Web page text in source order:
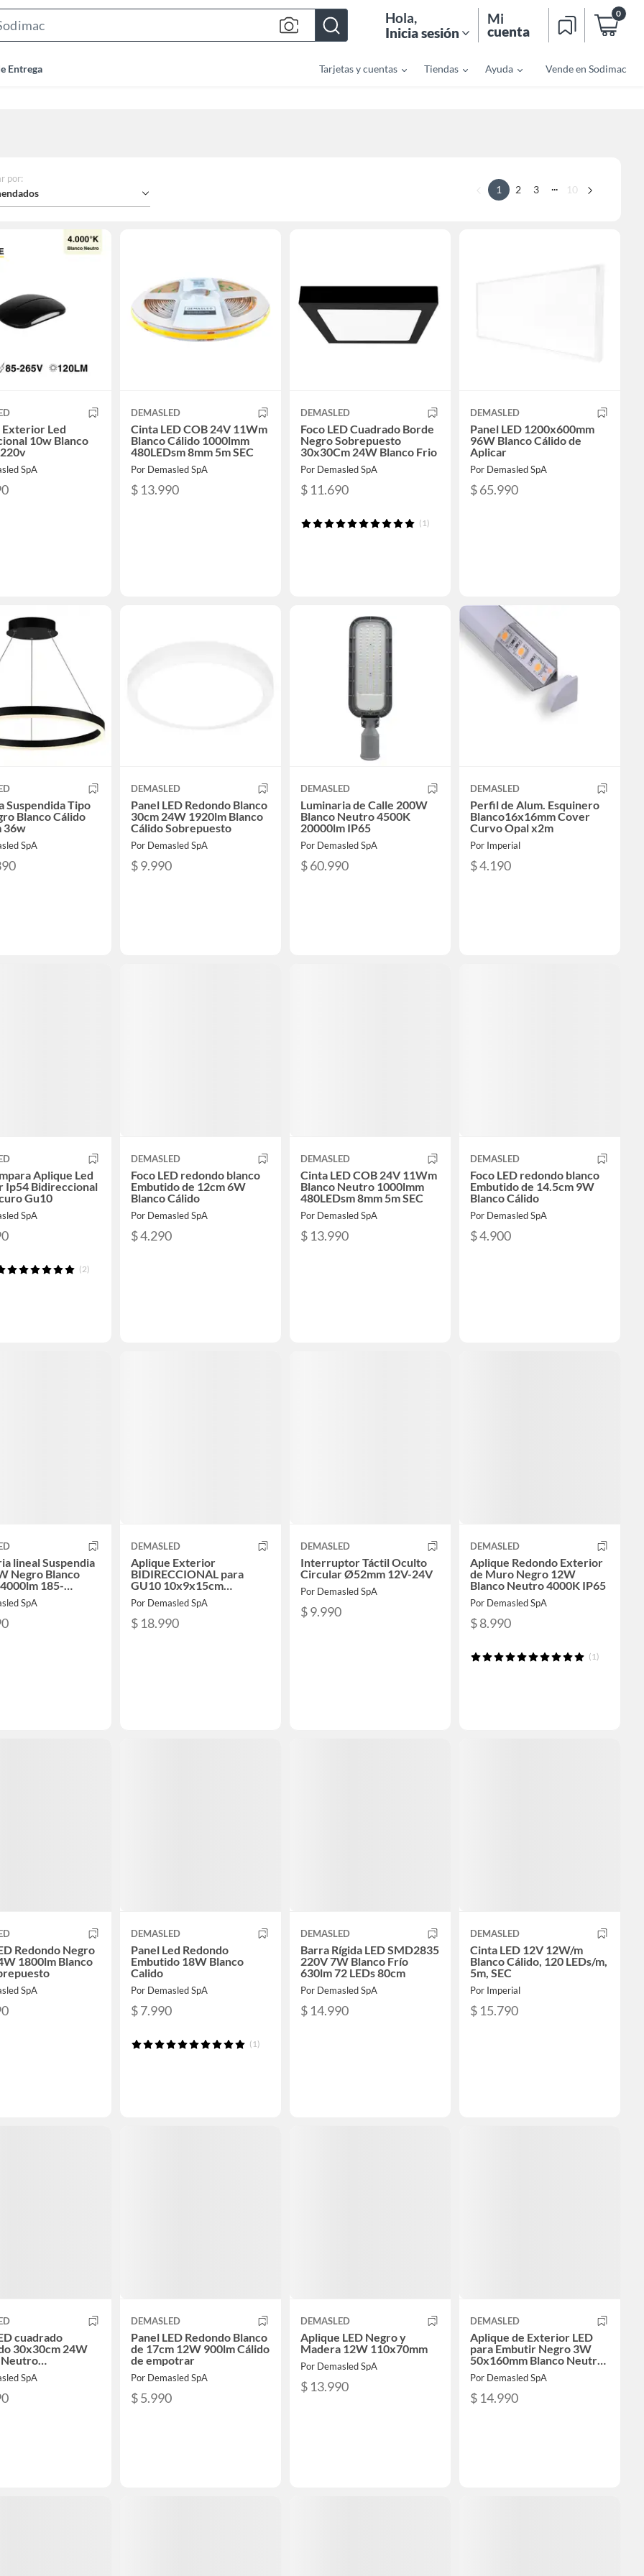
Bar
Hola,
Inicia sesión
Mi
cuenta
0
Entrega Tarjetas y cuentas Tiendas Ayuda Vende en Sodimac
por:
1 2 3 ... 10
Led
10w Blanco
SpA
DEMASLED
Cinta LED COB 24V 11Wm
Blanco Cálido 1000lmm
480LEDsm 8mm 5m SEC
Por Demasled SpA
$ 13.990
DEMASLED
Foco LED Cuadrado Borde
Negro Sobrepuesto
30x30Cm 24W Blanco Frio
Por Demasled SpA
$ 11.690
(1)
DEMASLED
Panel LED 1200x600mm
96W Blanco Cálido de
Aplicar
Por Demasled SpA
$ 65.990
Suspendida Tipo
Blanco Cálido
36w
SpA
DEMASLED
Panel LED Redondo Blanco
30cm 24W 1920lm Blanco
Cálido Sobrepuesto
Por Demasled SpA
$ 9.990
DEMASLED
Luminaria de Calle 200W
Blanco Neutro 4500K
20000lm IP65
Por Demasled SpA
$ 60.990
DEMASLED
Perfil de Alum. Esquinero
Blanco16x16mm Cover
Curvo Opal x2m
Por Imperial
$ 4.190
Aplique Led
Ip54 Bidireccional
Gu10
SpA
(2)
DEMASLED
Foco LED redondo blanco
Embutido de 12cm 6W
Blanco Cálido
Por Demasled SpA
$ 4.290
DEMASLED
Cinta LED COB 24V 11Wm
Blanco Neutro 1000lmm
480LEDsm 8mm 5m SEC
Por Demasled SpA
$ 13.990
DEMASLED
Foco LED redondo blanco
Embutido de 14.5cm 9W
Blanco Cálido
Por Demasled SpA
$ 4.900
lineal Suspendia
Negro Blanco
185-
SpA
DEMASLED
Aplique Exterior
BIDIRECCIONAL para
GU10 10x9x15cm
220Vacblanco
Por Demasled SpA
$ 18.990
DEMASLED
Interruptor Táctil Oculto
Circular Ø52mm 12V-24V
Por Demasled SpA
$ 9.990
DEMASLED
Aplique Redondo Exterior
de Muro Negro 12W
Blanco Neutro 4000K IP65
Por Demasled SpA
$ 8.990
(1)
Redondo Negro
1800lm Blanco
SpA
DEMASLED
Panel Led Redondo
Embutido 18W Blanco
Calido
Por Demasled SpA
$ 7.990
(1)
DEMASLED
Barra Rígida LED SMD2835
220V 7W Blanco Frío
630lm 72 LEDs 80cm
Por Demasled SpA
$ 14.990
DEMASLED
Cinta LED 12V 12W/m
Blanco Cálido, 120 LEDs/m,
5m, SEC
Por Imperial
$ 15.790
cuadrado
30x30cm 24W
Neutro
SpA
DEMASLED
Panel LED Redondo Blanco
de 17cm 12W 900lm Cálido
de empotrar
Por Demasled SpA
$ 5.990
DEMASLED
Aplique LED Negro y
Madera 12W 110x70mm
Por Demasled SpA
$ 13.990
DEMASLED
Aplique de Exterior LED
para Embutir Negro 3W
50x160mm Blanco Neutro
4000K IP65
Por Demasled SpA
$ 14.990